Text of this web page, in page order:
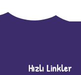
Hızlı Linkler